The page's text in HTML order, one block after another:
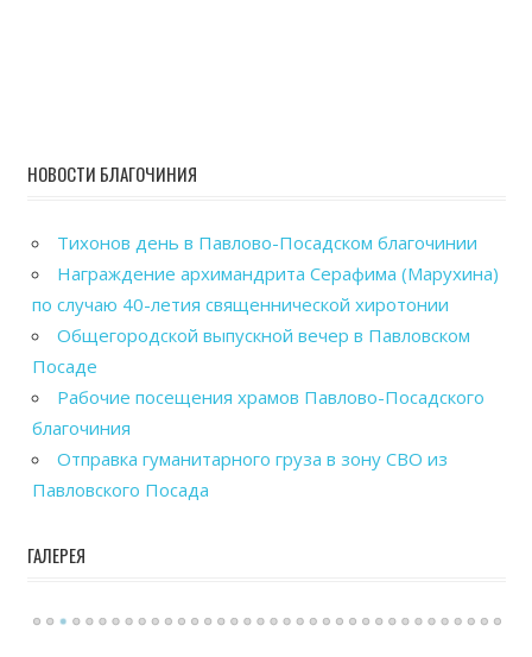
НОВОСТИ БЛАГОЧИНИЯ
Тихонов день в Павлово-Посадском благочинии
Награждение архимандрита Серафима (Марухина)
по случаю 40-летия священнической хиротонии
Общегородской выпускной вечер в Павловском
Посаде
Рабочие посещения храмов Павлово-Посадского
благочиния
Отправка гуманитарного груза в зону СВО из
Павловского Посада
ГАЛЕРЕЯ